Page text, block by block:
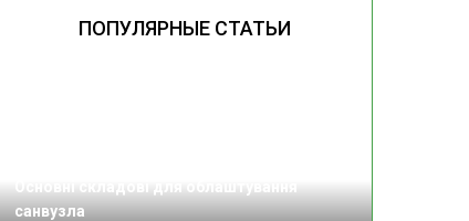
ПОПУЛЯРНЫЕ СТАТЬИ
санвузла